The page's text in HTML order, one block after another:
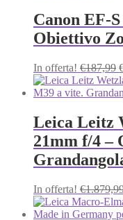
Canon
Obiettivo
In offerta! €187,99
Leica Leitz
21mm f/4 –
In offerta! €